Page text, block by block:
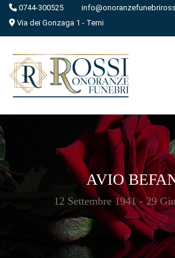
0744-300525
Via dei Gonzaga 1 - Terni
AVIO
12 Settembre 1941 - 29